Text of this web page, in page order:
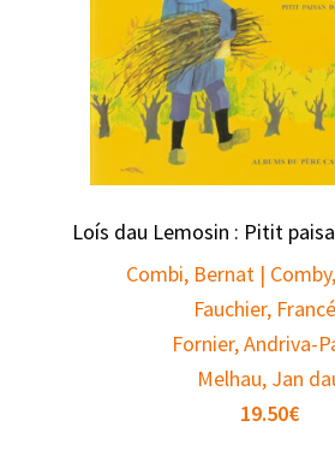
Loís dau Lemosin : Pitit
Combi, Bernat |
Fauchier,
Fornier, Andriva-
Melhau, Jan
19.50€